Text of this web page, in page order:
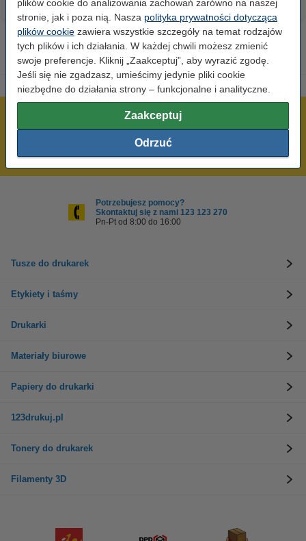
plików cookie do analizowania zachowań zarówno na naszej
stronie, jak i poza nią. Nasza polityka prywatności dotycząca
plików cookie zawiera wszystkie szczegóły na temat rodzajów
tych plików i ich działania. W każdej chwili możesz zmienić
swoje preferencje. Kliknij „Zaakceptuj”, aby wyrazić zgodę.
Jeśli się nie zgadzasz, umieścimy jedynie pliki cookie
niezbędne do działania strony – funkcjonalne i analityczne.
Zaakceptuj
Odrzuć
600 tysięcy zadowolonych klientów
Najniższe ceny!
Potrzebujesz pomocy?
Skontaktuj się z nami 123 123 270
Pn-Pt od 8:00 do 16:00
Tusze do drukarek
Etykiety i taśmy
Drukarki
Materiały biurowe
Papiery do drukarki
123drukuj.pl
Tonery do drukarek
Filamenty 3D